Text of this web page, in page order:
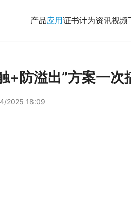
产品应用证书计为资讯视频
+防溢出”方案一次
2025 18:09